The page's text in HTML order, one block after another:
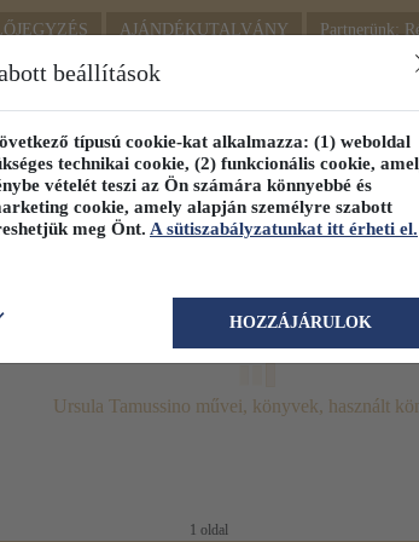
AJÁNDÉKUTALVÁNY Partnerünk:
SEGÍTSÉG
ÁRAINK FENNTARTHATÓ
Ursula Tamussino művei, könyvek, használt
1 oldal
beállítások
típusú cookie-kat alkalmazza: (1) weboldal
technikai cookie, (2) funkcionális cookie,
vételét teszi az Ön számára könnyebbé és
cookie, amely alapján személyre szabott
meg Önt. A sütiszabályzatunkat itt érheti el.
HOZZÁJÁRULOK